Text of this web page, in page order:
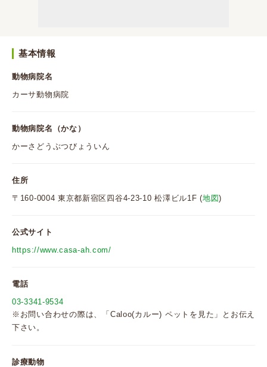
基本情報
動物病院名
カーサ動物病院
動物病院名（かな）
かーさどうぶつびょういん
住所
〒160-0004 東京都新宿区四谷4-23-10 松澤ビル1F (地図)
公式サイト
https://www.casa-ah.com/
電話
03-3341-9534
※お問い合わせの際は、「Caloo(カルー) ペットを見た」とお伝え
下さい。
診療動物